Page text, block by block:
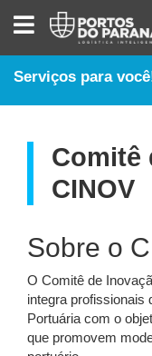
PORTOS
DO
PARANÁ
Serviços para
Comitê
CINOV
Sobre o
O Comitê de
integra profissionais
Portuária com o
que promovem